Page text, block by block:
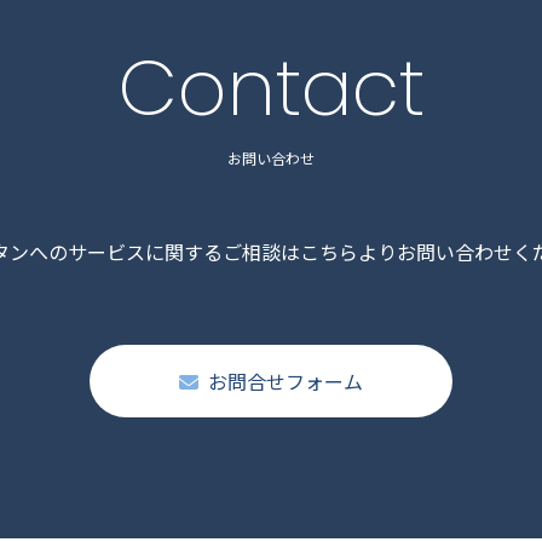
Contact
お問い合わせ
ンへのサービスに関するご相談はこちらよりお問い合わせく
お問合せフォーム